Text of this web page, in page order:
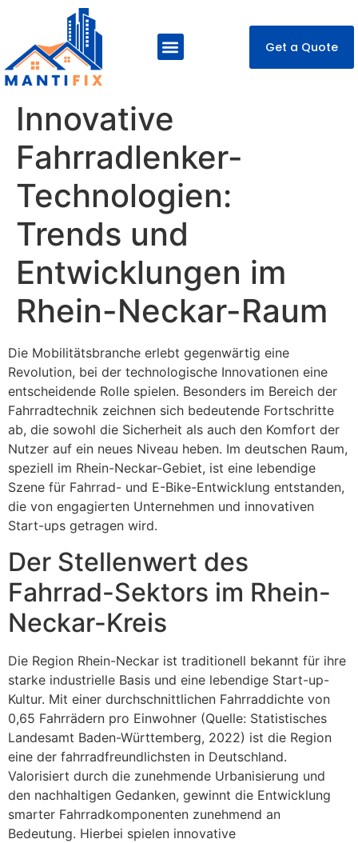
Get a Quote
Innovative
Fahrradlenker-
Technologien:
Trends und
Entwicklungen im
Rhein-Neckar-Raum
Die Mobilitätsbranche erlebt gegenwärtig eine
Revolution, bei der technologische Innovationen eine
entscheidende Rolle spielen. Besonders im Bereich der
Fahrradtechnik zeichnen sich bedeutende Fortschritte
ab, die sowohl die Sicherheit als auch den Komfort der
Nutzer auf ein neues Niveau heben. Im deutschen Raum,
speziell im Rhein-Neckar-Gebiet, ist eine lebendige
Szene für Fahrrad- und E-Bike-Entwicklung entstanden,
die von engagierten Unternehmen und innovativen
Start-ups getragen wird.
Der Stellenwert des
Fahrrad-Sektors im Rhein-
Neckar-Kreis
Die Region Rhein-Neckar ist traditionell bekannt für ihre
starke industrielle Basis und eine lebendige Start-up-
Kultur. Mit einer durchschnittlichen Fahrraddichte von
0,65 Fahrrädern pro Einwohner (Quelle: Statistisches
Landesamt Baden-Württemberg, 2022) ist die Region
eine der fahrradfreundlichsten in Deutschland.
Valorisiert durch die zunehmende Urbanisierung und
den nachhaltigen Gedanken, gewinnt die Entwicklung
smarter Fahrradkomponenten zunehmend an
Bedeutung. Hierbei spielen innovative